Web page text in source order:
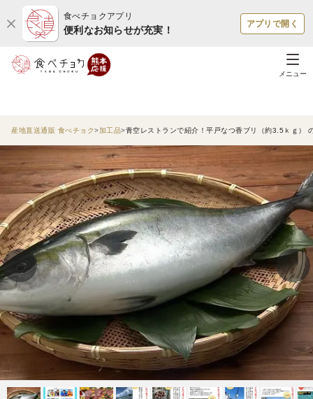
食べチョクアプリ
便利なお知らせが充実！
アプリで開く
メニュー
産地直送通販 食べチョク 加工品 青空レストランで紹介！平戸なつ香ブリ（約3.5ｋｇ）